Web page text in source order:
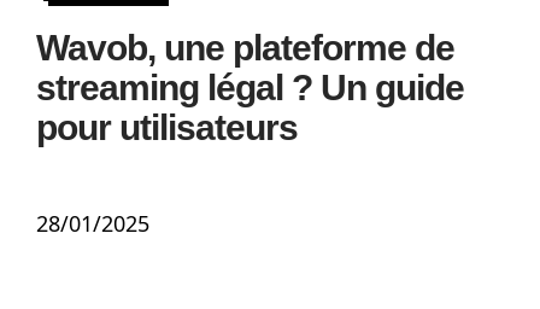
Wavob, une plateforme de
streaming légal ? Un guide
pour utilisateurs
28/01/2025